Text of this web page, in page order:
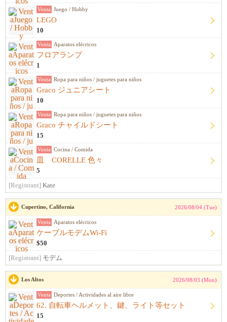
Venta Juego / Hobby
LEGO
10
Venta Aparatos elécricos
フロアランプ
1
Venta Ropa para niños / juguetes para niños
Graco ジュニアシート
10
Venta Ropa para niños / juguetes para niños
Graco チャイルドシート
15
Venta Cocina / Comida
皿 CORELLE 色々
5
[Registrant] Kate
Cupertino, California 2026/08/04 (Tue)
Venta Aparatos elécricos
ケーブルモデムWi-Fi
$50
[Registrant] モデム
Los Altos 2026/08/03 (Mon)
Venta Deportes / Actividades al aire libre
62. 自転車ヘルメット、鍵、ライト等セット
15